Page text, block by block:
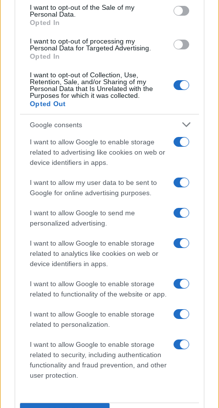
I want to opt-out of the Sale of my
Personal Data.
Opted In
I want to opt-out of processing my
Personal Data for Targeted Advertising.
Opted In
I want to opt-out of Collection, Use,
Retention, Sale, and/or Sharing of my
Personal Data that Is Unrelated with the
Purposes for which it was collected.
Opted Out
Google consents
I want to allow Google to enable storage
related to advertising like cookies on web or
device identifiers in apps.
I want to allow my user data to be sent to
Google for online advertising purposes.
I want to allow Google to send me
personalized advertising.
I want to allow Google to enable storage
related to analytics like cookies on web or
device identifiers in apps.
I want to allow Google to enable storage
related to functionality of the website or app.
I want to allow Google to enable storage
related to personalization.
I want to allow Google to enable storage
related to security, including authentication
functionality and fraud prevention, and other
user protection.
Top 14
18.10 à 21h00
Pau - Toulouse
30 - 26
Classement Top 14
Perpignan 0 pts
11. Racing 92
Toulon 0 pts
Toulouse 0 pts
Vannes 0 pts
Stade Toulousain : "Plus facile de
Guy Novès sur Thomas Ramos
XV de France : "Ils ne font que jouer",
Peato Mauvaka alerte sur le Japon avant
le match de samedi
impatience un appel de Fabien", Romain